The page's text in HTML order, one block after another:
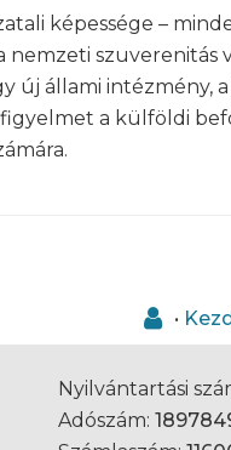
képessége –
nemzeti szuverenitás
állami intézmény,
a külföldi
•
Nyilvántartási
Adószám: